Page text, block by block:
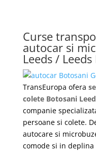
Curse
autocar si
Leeds /
TransEuropa ofera
colete Botosani
companie
persoane si colete.
autocare si
comode si in